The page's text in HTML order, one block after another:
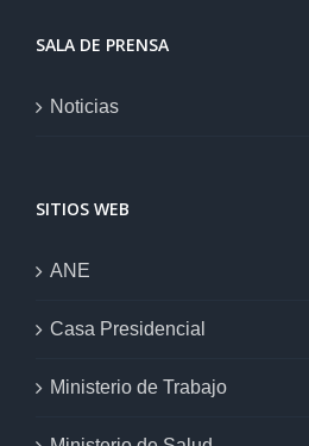
SALA DE PRENSA
Noticias
SITIOS WEB
ANE
Casa Presidencial
Ministerio de Trabajo